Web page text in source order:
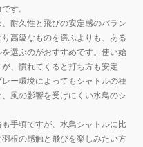
す。
耐久性と飛びの安定感のバラン
高級なものを選ぶよりも、ある
選ぶのがおすすめです。使い始
、慣れてくると打ち方も安定
ー環境によってもシャトルの種
風の影響を受けにくい水鳥のシ
手頃ですが、水鳥シャトルに比
根の感触と飛びを楽しみたい方